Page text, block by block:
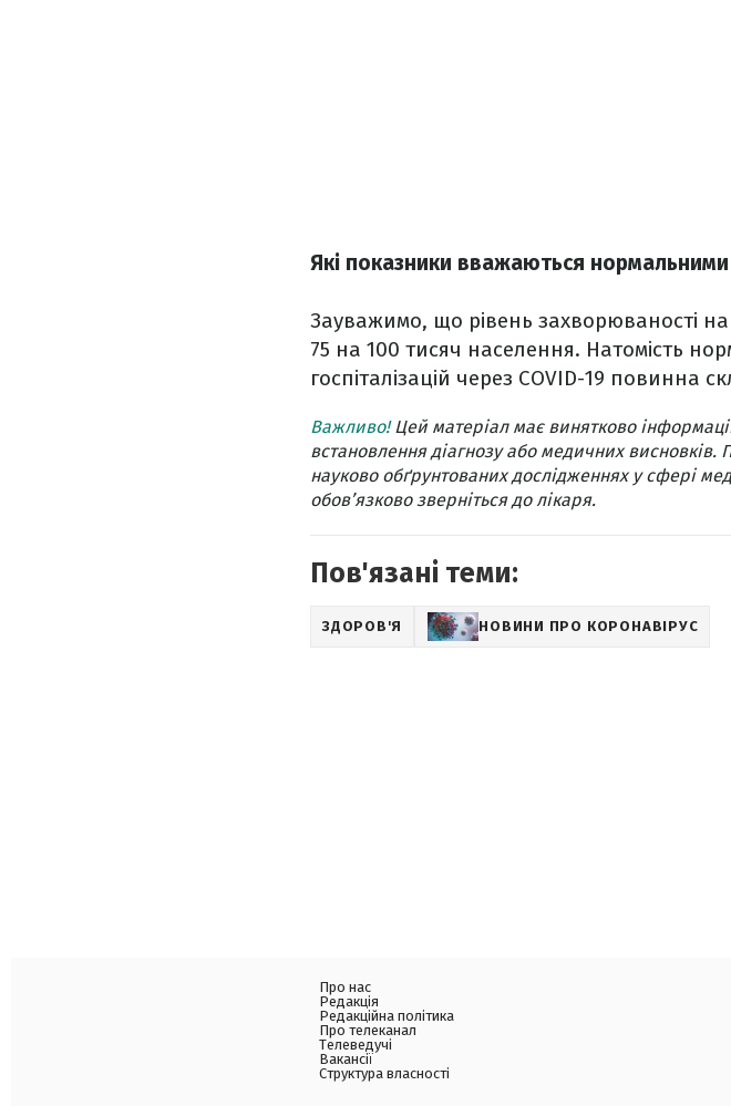
Які показники вважаються нормальними
Зауважимо, що рівень захворюваності
75 на 100 тисяч населення. Натомість
госпіталізацій через COVID-19 повинна
Важливо!Цей матеріал має винятково
встановлення діагнозу або медичних висновків.
науково обґрунтованих дослідженнях у сфері
обов’язково зверніться до лікаря.
Пов'язані теми:
ЗДОРОВ'Я НОВИНИ ПРО КОРОНАВІРУС
Про нас
Редакція
Редакційна політика
Про телеканал
Телеведучі
Вакансії
Структура власності